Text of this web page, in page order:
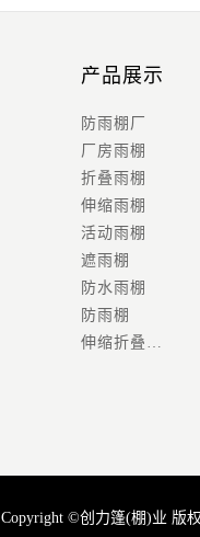
产品展示
防雨棚厂
厂房雨棚
折叠雨棚
伸缩雨棚
活动雨棚
遮雨棚
防水雨棚
防雨棚
伸缩折叠遮阳棚
Copyright ©创力篷(棚)业 版